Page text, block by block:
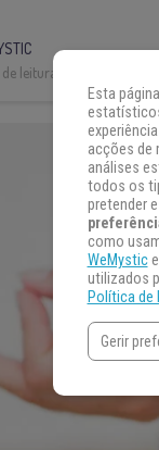
leitura:
Esta
acções de
análises
todos os
pretender
como
WeMystice
utilizados
Política de
Gerir